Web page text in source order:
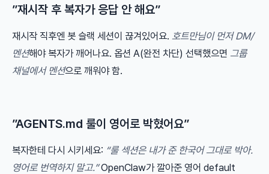
”재시작 후 복자가 응답 안 해요”
재시작 직후엔 봇 슬랙 세션이 끊겨있어요. 호트만님이 먼저 DM/
멘션해야 복자가 깨어나요. 옵션 A(완전 차단) 선택했으면 그룹
채널에서 멘션으로 깨워야 함.
”AGENTS.md 룰이 영어로 박혔어요”
복자한테 다시 시키세요: “룰 섹션은 내가 준 한국어 그대로 박아.
영어로 번역하지 말고.”OpenClaw가 깔아준 영어 default